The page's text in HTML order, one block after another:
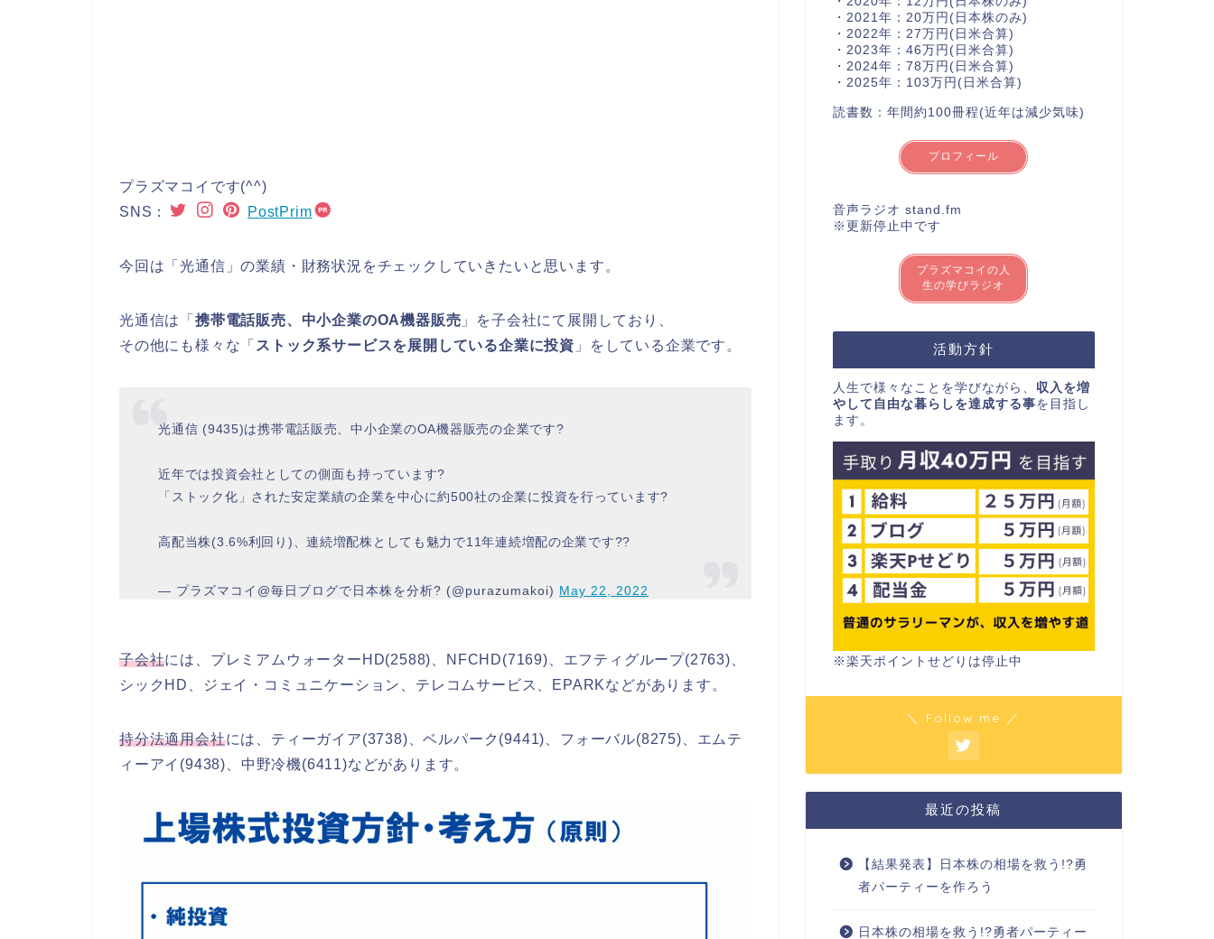
プラズマコイです(^^)
SNS：
PostPrim
今回は「光通信」の業績・財務状況をチェックしていきたいと思います。
光通信は「 携帯電話販売、中小企業のOA機器販売 」を子会社にて展開しており、
その他にも様々な「 ストック系サービスを展開している企業に投資 」をしている企業です。
光通信 (9435)は携帯電話販売、中小企業のOA機器販売の企業です?
近年では投資会社としての側面も持っています?
「ストック化」された安定業績の企業を中心に約500社の企業に投資を行っています?
高配当株(3.6%利回り)、連続増配株としても魅力で11年連続増配の企業です??
— プラズマコイ@毎日ブログで日本株を分析? (@purazumakoi) May 22, 2022
子会社には、プレミアムウォーターHD(2588)、NFCHD(7169)、エフティグループ(2763)、
シックHD、ジェイ・コミュニケーション、テレコムサービス、EPARKなどがあります。
持分法適用会社には、ティーガイア(3738)、ベルパーク(9441)、フォーバル(8275)、エムテ
ィーアイ(9438)、中野冷機(6411)などがあります。
・2021年：20万円(日本株のみ)
・2022年：27万円(日米合算)
・2023年：46万円(日米合算)
・2024年：78万円(日米合算)
・2025年：103万円(日米合算)
読書数：年間約100冊程(近年は減少気味)
プロフィール
音声ラジオ stand.fm
※更新停止中です
プラズマコイの人
生の学びラジオ
活動方針
人生で様々なことを学びながら、 収入を増
やして自由な暮らしを達成する事を目指し
ます。
※楽天ポイントせどりは停止中
＼ Follow me ／
最近の投稿
【結果発表】日本株の相場を救う!?勇
者パーティーを作ろう
日本株の相場を救う!?勇者パーティー